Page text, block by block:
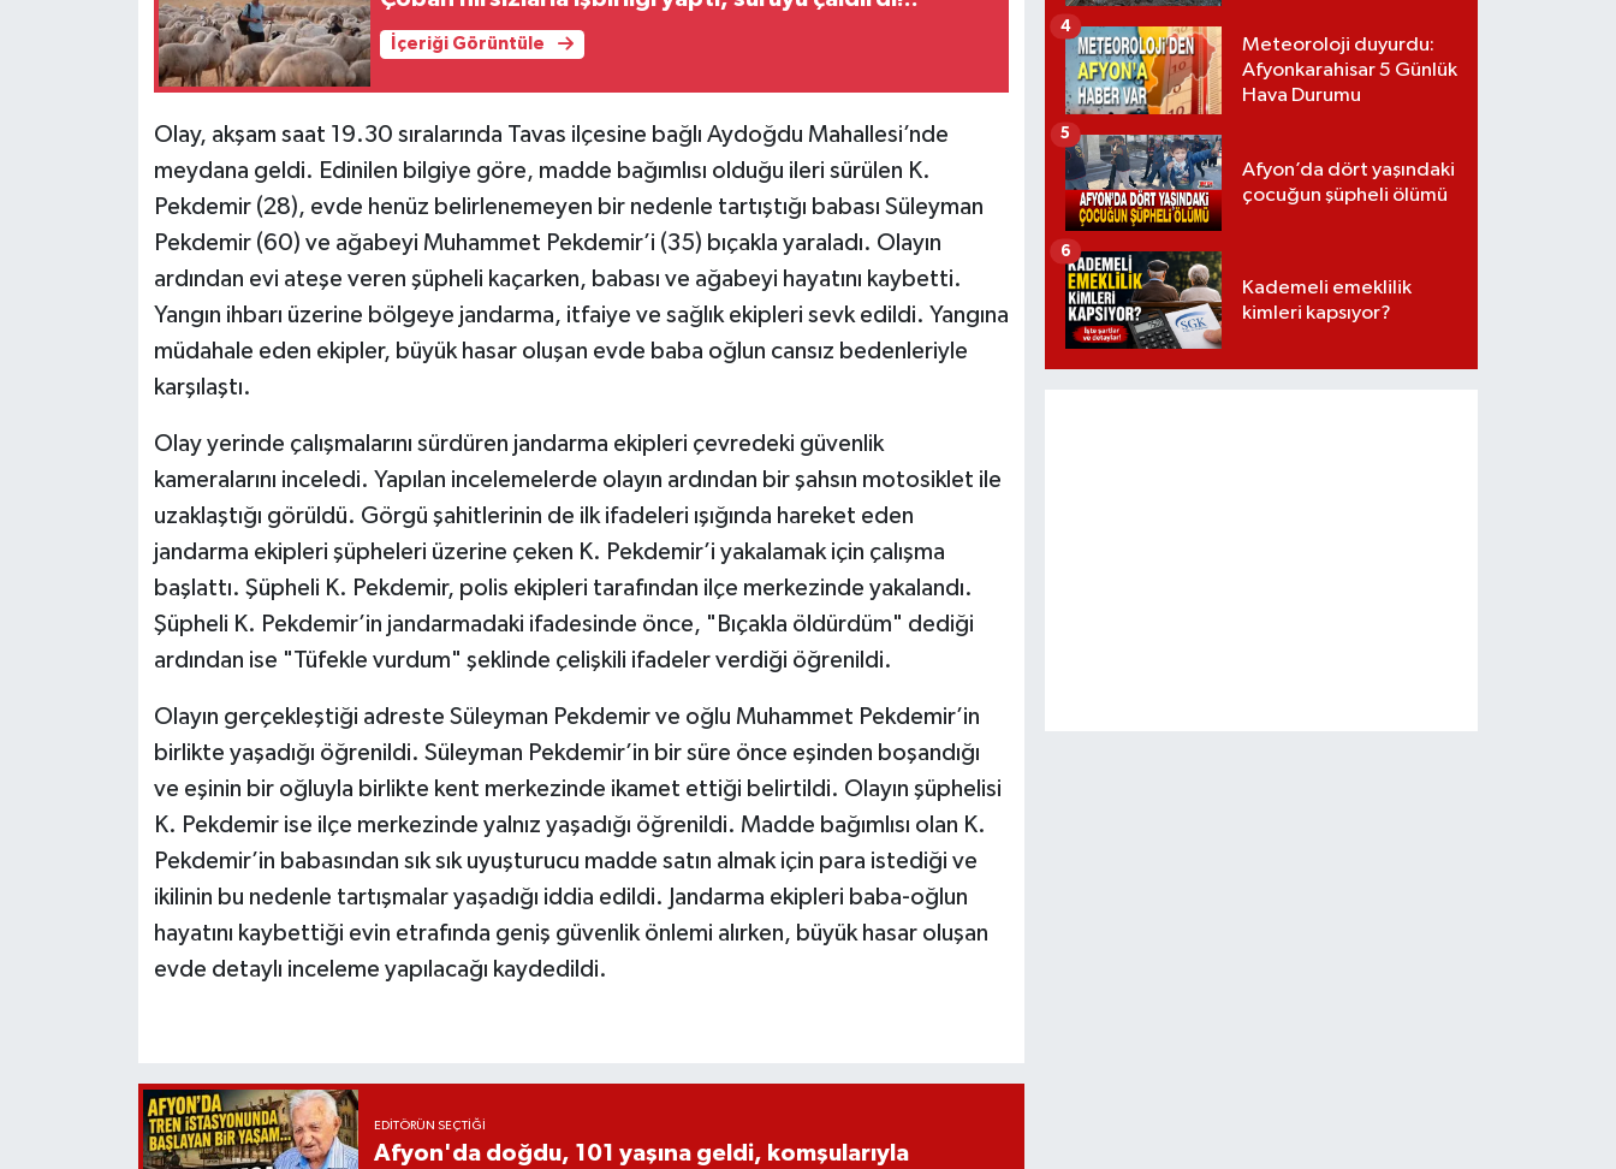
İçeriği Görüntüle
Olay, akşam saat 19.30 sıralarında Tavas ilçesine bağlı Aydoğdu Mahallesi’nde
meydana geldi. Edinilen bilgiye göre, madde bağımlısı olduğu ileri sürülen K.
Pekdemir (28), evde henüz belirlenemeyen bir nedenle tartıştığı babası Süleyman
Pekdemir (60) ve ağabeyi Muhammet Pekdemir’i (35) bıçakla yaraladı. Olayın
ardından evi ateşe veren şüpheli kaçarken, babası ve ağabeyi hayatını kaybetti.
Yangın ihbarı üzerine bölgeye jandarma, itfaiye ve sağlık ekipleri sevk edildi. Yangına
müdahale eden ekipler, büyük hasar oluşan evde baba oğlun cansız bedenleriyle
karşılaştı.
Olay yerinde çalışmalarını sürdüren jandarma ekipleri çevredeki güvenlik
kameralarını inceledi. Yapılan incelemelerde olayın ardından bir şahsın motosiklet ile
uzaklaştığı görüldü. Görgü şahitlerinin de ilk ifadeleri ışığında hareket eden
jandarma ekipleri şüpheleri üzerine çeken K. Pekdemir’i yakalamak için çalışma
başlattı. Şüpheli K. Pekdemir, polis ekipleri tarafından ilçe merkezinde yakalandı.
Şüpheli K. Pekdemir’in jandarmadaki ifadesinde önce, "Bıçakla öldürdüm" dediği
ardından ise "Tüfekle vurdum" şeklinde çelişkili ifadeler verdiği öğrenildi.
Olayın gerçekleştiği adreste Süleyman Pekdemir ve oğlu Muhammet Pekdemir’in
birlikte yaşadığı öğrenildi. Süleyman Pekdemir’in bir süre önce eşinden boşandığı
ve eşinin bir oğluyla birlikte kent merkezinde ikamet ettiği belirtildi. Olayın şüphelisi
K. Pekdemir ise ilçe merkezinde yalnız yaşadığı öğrenildi. Madde bağımlısı olan K.
Pekdemir’in babasından sık sık uyuşturucu madde satın almak için para istediği ve
ikilinin bu nedenle tartışmalar yaşadığı iddia edildi. Jandarma ekipleri baba-oğlun
hayatını kaybettiği evin etrafında geniş güvenlik önlemi alırken, büyük hasar oluşan
evde detaylı inceleme yapılacağı kaydedildi.
EDITÖRÜN SEÇTIĞI
Afyon'da doğdu, 101 yaşına geldi, komşularıyla
Meteoroloji duyurdu:
Afyonkarahisar 5 Günlük
Hava Durumu
4
Afyon’da dört yaşındaki
çocuğun şüpheli ölümü
5
Kademeli emeklilik
kimleri kapsıyor?
6